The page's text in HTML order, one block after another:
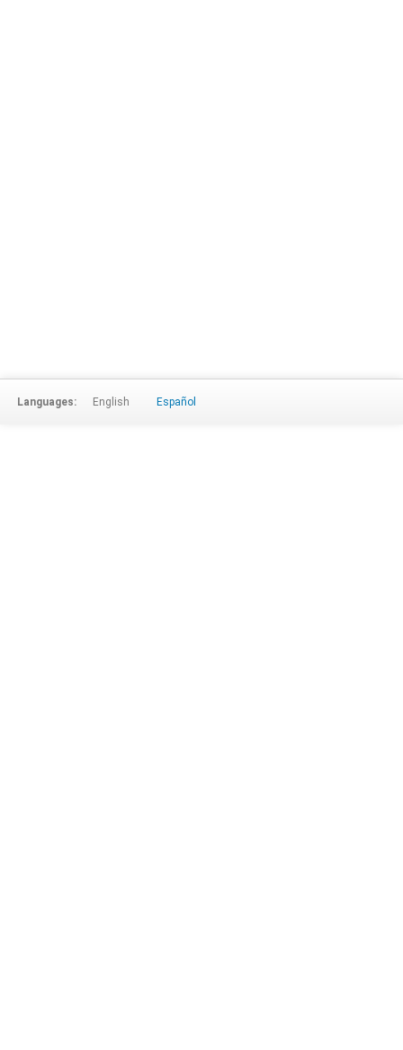
Languages: English Español